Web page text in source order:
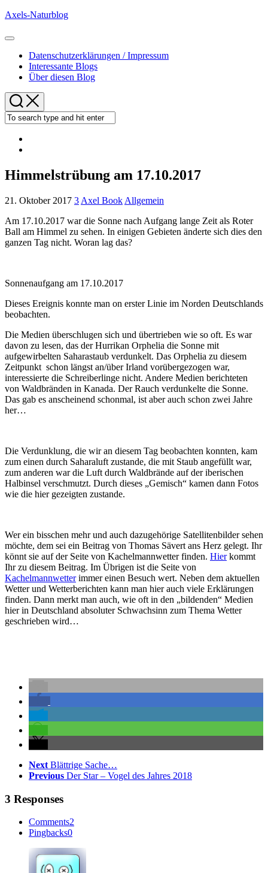
Skip
content
Axels-Naturblog
Expand
Datenschutzerklärungen / Impressum
Interessante Blogs
Über diesen Blog
Himmelstrübung am 17.10.2017
21. Oktober 2017 3 Axel Book Allgemein
Am 17.10.2017 war die Sonne nach Aufgang lange Zeit als Roter
Ball am Himmel zu sehen. In einigen Gebieten änderte sich dies den
ganzen Tag nicht. Woran lag das?
Sonnenaufgang am 17.10.2017
Dieses Ereignis konnte man on erster Linie im Norden Deutschlands
beobachten.
Die Medien überschlugen sich und übertrieben wie so oft. Es war
davon zu lesen, das der Hurrikan Orphelia die Sonne mit
aufgewirbelten Saharastaub verdunkelt. Das Orphelia zu diesem
Zeitpunkt schon längst an/über Irland vorübergezogen war,
interessierte die Schreiberlinge nicht. Andere Medien berichteten
von Waldbränden in Kanada. Der Rauch verdunkelte die Sonne.
Das gab es anscheinend schonmal, ist aber auch schon zwei Jahre
her…
Die Verdunklung, die wir an diesem Tag beobachten konnten, kam
zum einen durch Saharaluft zustande, die mit Staub angefüllt war,
zum anderen war die Luft durch Waldbrände auf der iberischen
Halbinsel verschmutzt. Durch dieses „Gemisch“ kamen dann Fotos
wie die hier gezeigten zustande.
Wer ein bisschen mehr und auch dazugehörige Satellitenbilder sehen
möchte, dem sei ein Beitrag von Thomas Sävert ans Herz gelegt. Ihr
könnt sie auf der Seite von Kachelmannwetter finden. Hierkommt
Ihr zu diesem Beitrag. Im Übrigen ist die Seite von
Kachelmannwetterimmer einen Besuch wert. Neben dem aktuellen
Wetter und Wetterberichten kann man hier auch viele Erklärungen
finden. Dann merkt man auch, wie oft in den „bildenden“ Medien
hier in Deutschland absoluter Schwachsinn zum Thema Wetter
geschrieben wird…
Next Blättrige Sache…
Previous Der Star – Vogel des Jahres 2018
3 Responses
Comments2
Pingbacks0